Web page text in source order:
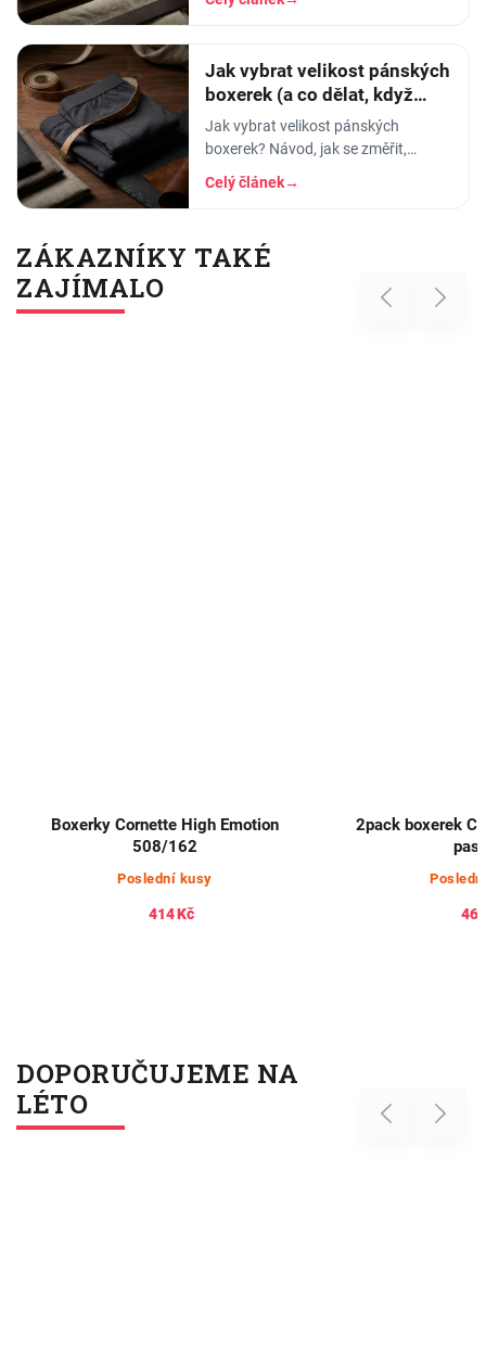
savost, trvanlivost a pro koho se
Jak vybrat velikost pánských
boxerek (a co dělat, když
tlačí)
Jak vybrat velikost pánských
boxerek? Návod, jak se změřit,
orientační tabulka velikostí a tipy, co
dělat, když boxerky tlačí nebo se
Celý článek→
ZÁKAZNÍKY TAKÉ
ZAJÍMALO
Previous
Boxerky Cornette High Emotion
508/162
Poslední kusy
414 Kč
2pack boxerek
Next
DOPORUČUJEME NA
LÉTO
Previous Next